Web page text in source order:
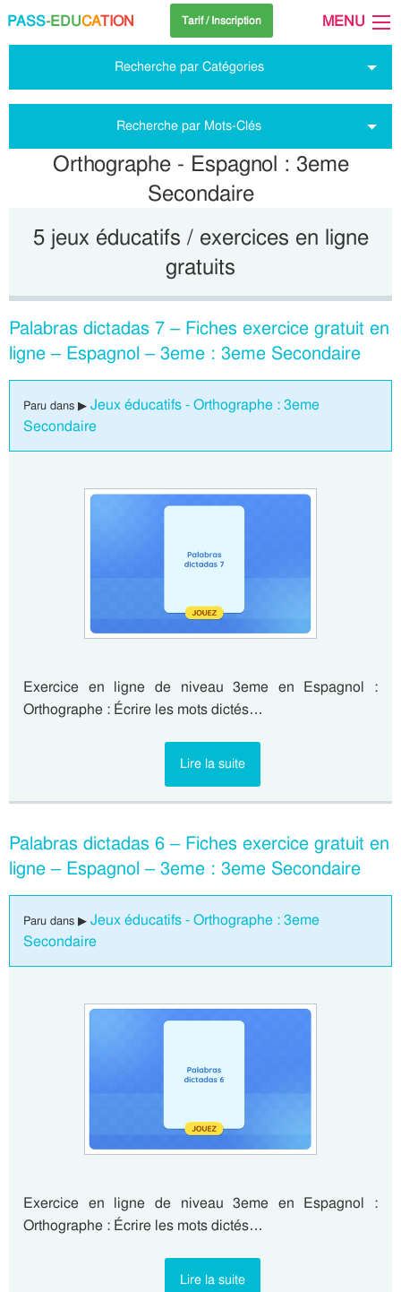
PASS-EDUCATION Tarif / Inscription MENU
Recherche par Catégories
Recherche par Mots-Clés
Orthographe - Espagnol : 3eme
Secondaire
5 jeux éducatifs / exercices en ligne
gratuits
Palabras dictadas 7 – Fiches exercice gratuit en
ligne – Espagnol – 3eme : 3eme Secondaire
Paru dans ▶ Jeux éducatifs - Orthographe : 3eme
Secondaire
Exercice en ligne de niveau 3eme en Espagnol :
Orthographe : Écrire les mots dictés…
Lire la suite
Palabras dictadas 6 – Fiches exercice gratuit en
ligne – Espagnol – 3eme : 3eme Secondaire
Paru dans ▶ Jeux éducatifs - Orthographe : 3eme
Secondaire
Exercice en ligne de niveau 3eme en Espagnol :
Orthographe : Écrire les mots dictés…
Lire la suite